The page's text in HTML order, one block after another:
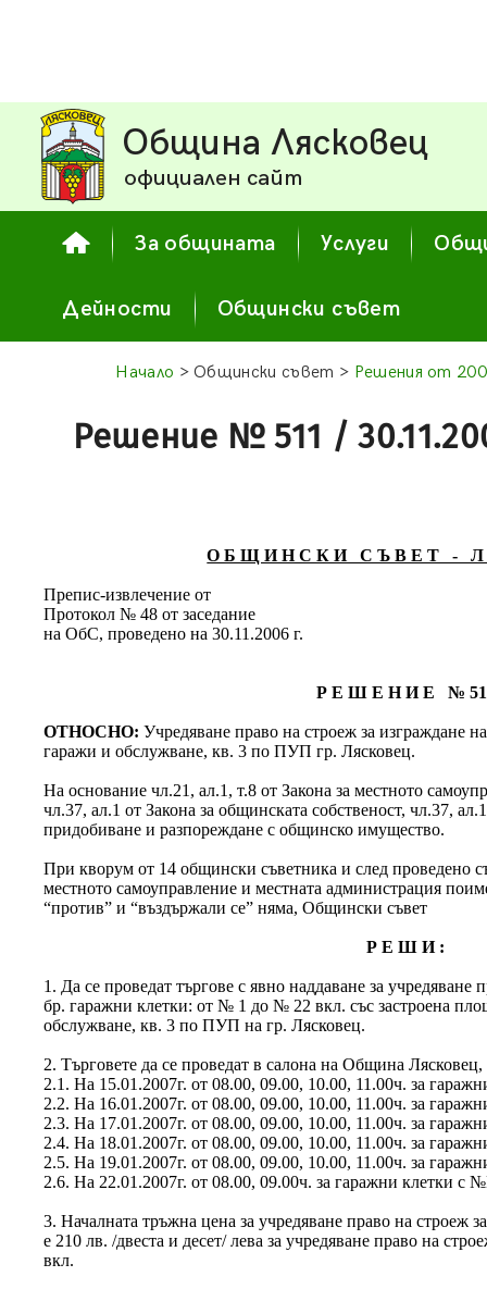
Община Лясковец
официален сайт
За общината Услуги
Дейности Общински съвет
Начало > Общински съвет > Решения от
Решение № 511 /
О Б Щ И Н С К И С Ъ В Е Т - Л
Препис-извлечение от
Протокол № 48 от заседание
на ОбС, проведено на 30.11.2006 г.
Р Е Ш Е Н И Е №
ОТНОСНО:Учредяване право на строеж за изграждане
гаражи и обслужване, кв. 3 по ПУП гр. Лясковец.
На основание чл.21, ал.1, т.8 от Закона за местното
чл.37, ал.1 от Закона за общинската собственост, чл.37,
придобиване и разпореждане с общинско имущество.
При кворум от 14 общински съветника и след проведено
местното самоуправление и местната администрация
“против” и “въздържали се” няма, Общински съвет
Р Е Ш И :
1. Да се проведат търгове с явно наддаване за учредяване
бр. гаражни клетки: от № 1 до № 22 вкл. със застроена
обслужване, кв. 3 по ПУП на гр. Лясковец.
2. Търговете да се проведат в салона на Община Лясковец,
2.1. На 15.01.2007г. от 08.00, 09.00, 10.00, 11.00ч. за
2.2. На 16.01.2007г. от 08.00, 09.00, 10.00, 11.00ч. за
2.3. На 17.01.2007г. от 08.00, 09.00, 10.00, 11.00ч. за
2.4. На 18.01.2007г. от 08.00, 09.00, 10.00, 11.00ч. за
2.5. На 19.01.2007г. от 08.00, 09.00, 10.00, 11.00ч. за
2.6. На 22.01.2007г. от 08.00, 09.00ч. за гаражни клетки с
3. Началната тръжна цена за учредяване право на строеж
е 210 лв. /двеста и десет/ лева за учредяване право на
вкл.